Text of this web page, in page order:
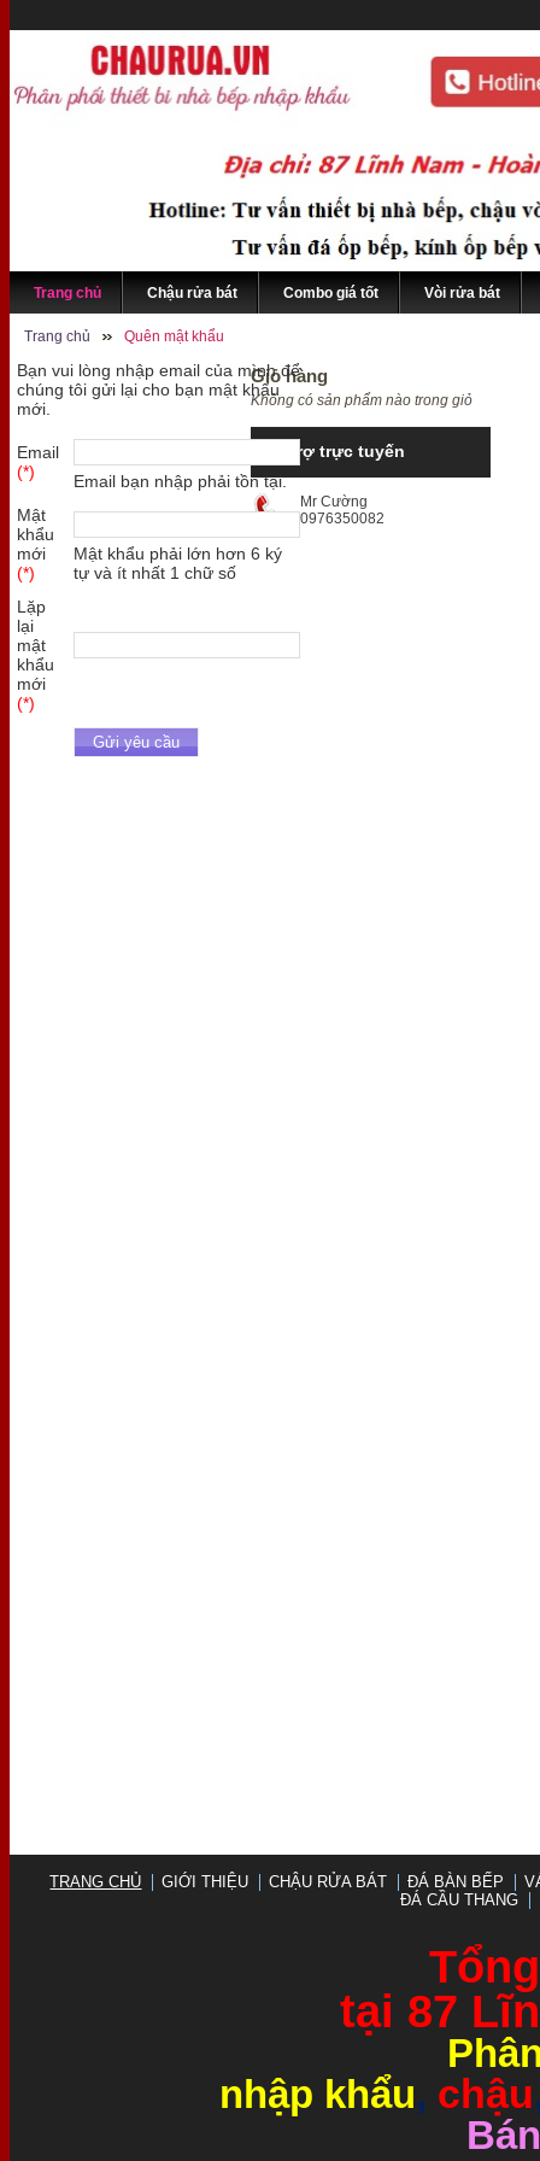
Trang chủ Chậu rửa bát Combo giá tốt Vòi rửa bát
Trang chủ Quên mật khẩu
Bạn vui lòng nhập email của mình để
chúng tôi gửi lại cho bạn mật khẩu
mới.
Email
(*)
Email bạn nhập phải tồn tại.
Mật
khẩu
mới
(*)
Mật khẩu phải lớn hơn 6 ký
tự và ít nhất 1 chữ số
Lặp
lại
mật
khẩu
mới
(*)
Gửi yêu cầu
Giỏ hàng
Không có sản phẩm nào trong giỏ
Hỗ trợ trực tuyến
Mr Cường
0976350082
TRANG CHỦ GIỚI THIỆU CHẬU RỬA BÁT ĐÁ BÀN BẾP
ĐÁ CẦU THANG
tại 87
nhập khẩu, chậu